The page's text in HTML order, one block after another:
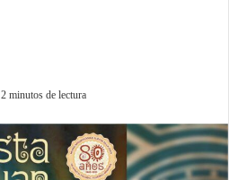
2 minutos de lectura